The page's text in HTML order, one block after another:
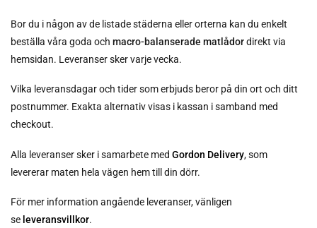
Bor du i någon av de listade städerna eller orterna kan du enkelt
beställa våra goda och macro-balanserade matlådordirekt via
hemsidan. Leveranser sker varje vecka.
Vilka leveransdagar och tider som erbjuds beror på din ort och ditt
postnummer. Exakta alternativ visas i kassan i samband med
checkout.
Alla leveranser sker i samarbete med Gordon Delivery, som
levererar maten hela vägen hem till din dörr.
För mer information angående leveranser, vänligen
se leveransvillkor.